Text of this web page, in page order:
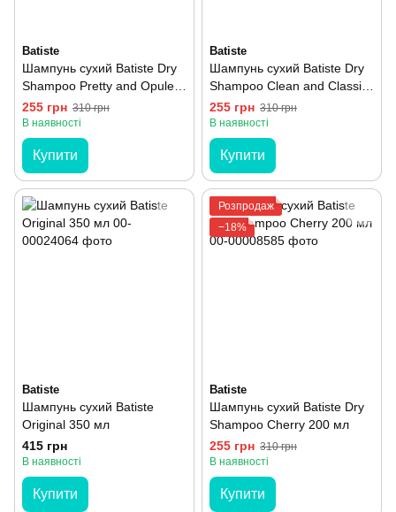
Batiste
Шампунь сухий Batiste Dry
Shampoo Pretty and Opulent
Oriental 200 мл
255 грн 310 грн
В наявності
Купити
Batiste
Шампунь сухий Batiste Dry
Shampoo Clean and Classic
Original 200 мл
255 грн 310 грн
В наявності
Купити
Batiste
Шампунь сухий Batiste
Original 350 мл
415 грн
В наявності
Купити
Розпродаж
−18%
Batiste
Шампунь сухий Batiste Dry
Shampoo Cherry 200 мл
255 грн 310 грн
В наявності
Купити